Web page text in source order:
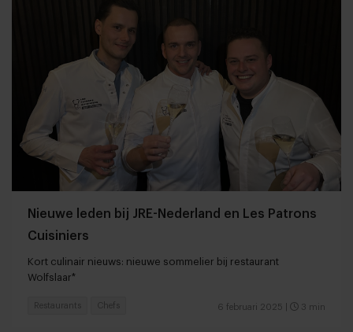
Nieuwe leden bij JRE-Nederland en Les Patrons
Cuisiniers
Kort culinair nieuws: nieuwe sommelier bij restaurant
Wolfslaar*
6 februari 2025 3 min
Restaurants Chefs